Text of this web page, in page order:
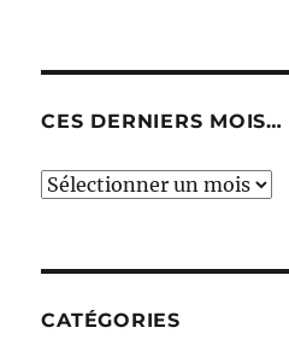
CES DERNIERS MOIS…
Ces
CATÉGORIES